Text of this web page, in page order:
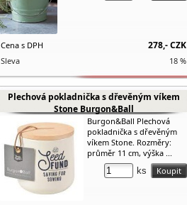
Cena s DPH 278,-CZK
Sleva 18 %
Plechová pokladnička s dřevěným víkem
Stone Burgon&Ball
Burgon&Ball Plechová
pokladnička s dřevěným
víkem Stone. Rozměry:
průměr 11 cm, výška ...
ks